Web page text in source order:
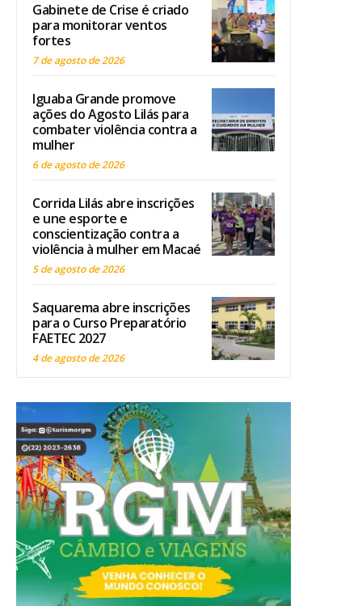
Gabinete de Crise é criado
para monitorar ventos
fortes
7 de agosto de 2026
Iguaba Grande promove
ações do Agosto Lilás para
combater violência contra a
mulher
6 de agosto de 2026
Corrida Lilás abre inscrições
e une esporte e
conscientização contra a
violência à mulher em Macaé
5 de agosto de 2026
Saquarema abre inscrições
para o Curso Preparatório
FAETEC 2027
4 de agosto de 2026